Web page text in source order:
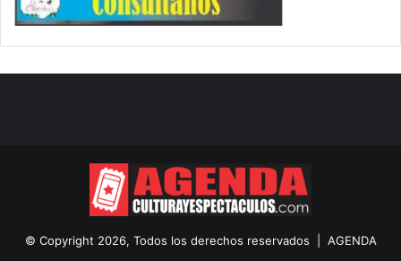
© Copyright 2026, Todos los derechos reservados | AGENDA